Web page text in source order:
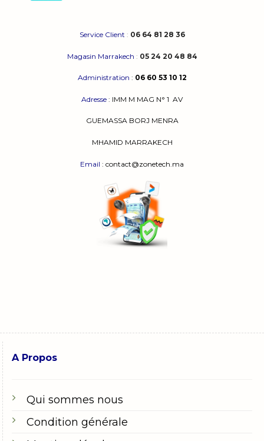
Service Client : 06 64 81 28 36
Magasin Marrakech : 05 24 20 48 84
Administration : 06 60 53 10 12
Adresse : IMM M MAG N° 1 AV
GUEMASSA BORJ MENRA
MHAMID MARRAKECH
Email : contact@zonetech.ma
A Propos
Qui sommes nous
Condition générale